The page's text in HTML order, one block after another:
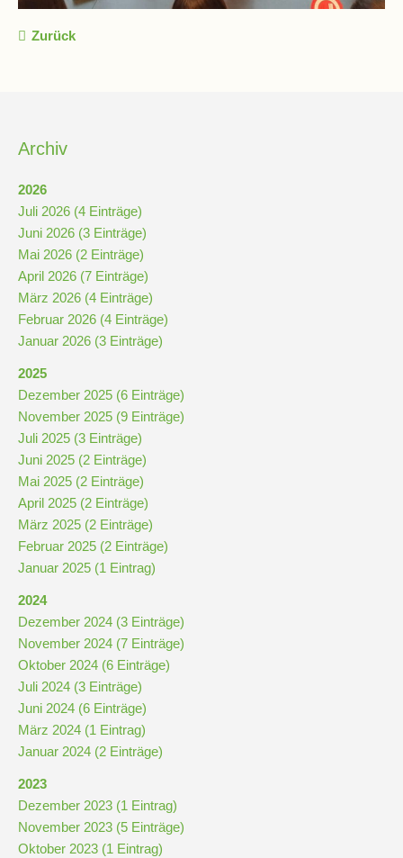
Zurück
Archiv
2026
Juli 2026 (4 Einträge)
Juni 2026 (3 Einträge)
Mai 2026 (2 Einträge)
April 2026 (7 Einträge)
März 2026 (4 Einträge)
Februar 2026 (4 Einträge)
Januar 2026 (3 Einträge)
2025
Dezember 2025 (6 Einträge)
November 2025 (9 Einträge)
Juli 2025 (3 Einträge)
Juni 2025 (2 Einträge)
Mai 2025 (2 Einträge)
April 2025 (2 Einträge)
März 2025 (2 Einträge)
Februar 2025 (2 Einträge)
Januar 2025 (1 Eintrag)
2024
Dezember 2024 (3 Einträge)
November 2024 (7 Einträge)
Oktober 2024 (6 Einträge)
Juli 2024 (3 Einträge)
Juni 2024 (6 Einträge)
März 2024 (1 Eintrag)
Januar 2024 (2 Einträge)
2023
Dezember 2023 (1 Eintrag)
November 2023 (5 Einträge)
Oktober 2023 (1 Eintrag)